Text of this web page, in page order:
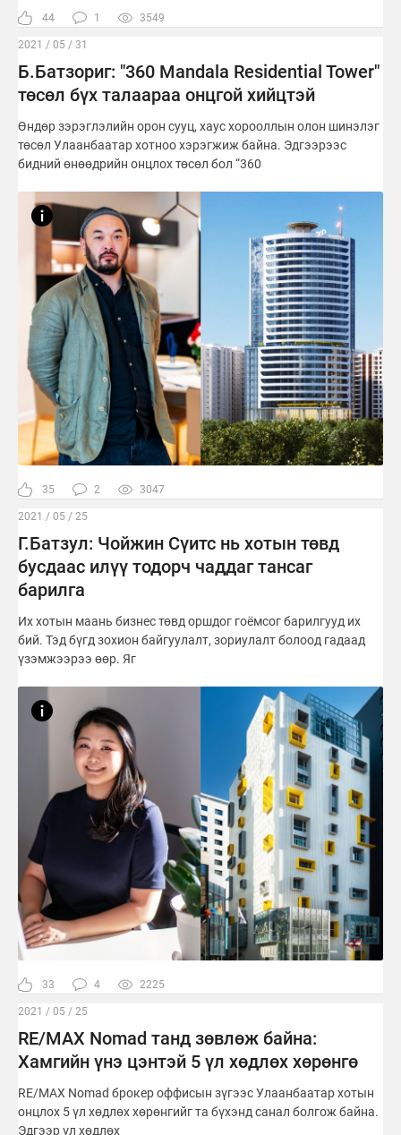
44 1 3549
2021 / 05 / 31
Б.Батзориг: "360 Mandala Residential Tower"
төсөл бүх талаараа онцгой хийцтэй
Өндөр зэрэглэлийн орон сууц, хаус хорооллын олон шинэлэг
төсөл Улаанбаатар хотноо хэрэгжиж байна. Эдгээрээс
бидний өнөөдрийн онцлох төсөл бол “360
35 2 3047
2021 / 05 / 25
Г.Батзул: Чойжин Сүитс нь хотын төвд
бусдаас илүү тодорч чаддаг тансаг
барилга
Их хотын маань бизнес төвд оршдог гоёмсог барилгууд их
бий. Тэд бүгд зохион байгуулалт, зориулалт болоод гадаад
үзэмжээрээ өөр. Яг
33 4 2225
2021 / 05 / 25
RE/MAX Nomad танд зөвлөж байна:
Хамгийн үнэ цэнтэй 5 үл хөдлөх хөрөнгө
RE/MAX Nomad брокер оффисын зүгээс Улаанбаатар хотын
онцлох 5 үл хөдлөх хөрөнгийг та бүхэнд санал болгож байна.
Эдгээр үл хөдлөх